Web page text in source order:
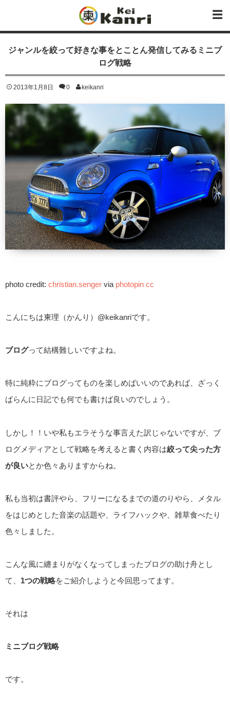
ジャンルを絞って好きな事をとことん発信してみるミニブ
ログ戦略
2013年1月8日 0 keikanri
photo credit: christian.senger via photopin cc
こんにちは柬理（かんり）@keikanriです。
ブログって結構難しいですよね。
特に純粋にブログってものを楽しめばいいのであれば、ざっく
ばらんに日記でも何でも書けば良いのでしょう。
しかし！！いや私もエラそうな事言えた訳じゃないですが、ブ
ログメディアとして戦略を考えると書く内容は絞って尖った方
が良いとか色々ありますからね。
私も当初は書評やら、フリーになるまでの道のりやら、メタル
をはじめとした音楽の話題や、ライフハックや、雑草食べたり
色々しました。
こんな風に纏まりがなくなってしまったブログの助け舟とし
て、 1つの戦略をご紹介しようと今回思ってます。
それは
ミニブログ戦略
です。